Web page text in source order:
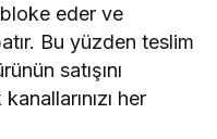
eder ve
Bu yüzden teslim
satışını
her